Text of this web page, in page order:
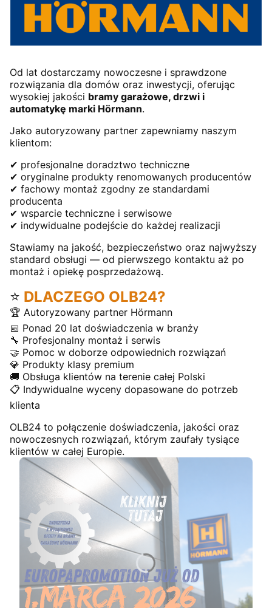
Od lat dostarczamy nowoczesne i sprawdzone
rozwiązania dla domów oraz inwestycji, oferując
wysokiej jakości bramy garażowe, drzwi i
automatykę marki Hörmann.
Jako autoryzowany partner zapewniamy naszym
klientom:
✔ profesjonalne doradztwo techniczne
✔ oryginalne produkty renomowanych producentów
✔ fachowy montaż zgodny ze standardami
producenta
✔ wsparcie techniczne i serwisowe
✔ indywidualne podejście do każdej realizacji
Stawiamy na jakość, bezpieczeństwo oraz najwyższy
standard obsługi — od pierwszego kontaktu aż po
montaż i opiekę posprzedażową.
⭐ DLACZEGO OLB24?
🏆 Autoryzowany partner Hörmann
📅 Ponad 20 lat doświadczenia w branży
🔧 Profesjonalny montaż i serwis
🤝 Pomoc w doborze odpowiednich rozwiązań
💎 Produkty klasy premium
🚚 Obsługa klientów na terenie całej Polski
📋 Indywidualne wyceny dopasowane do potrzeb
klienta
OLB24 to połączenie doświadczenia, jakości oraz
nowoczesnych rozwiązań, którym zaufały tysiące
klientów w całej Europie.